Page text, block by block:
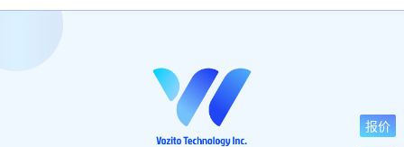
报价